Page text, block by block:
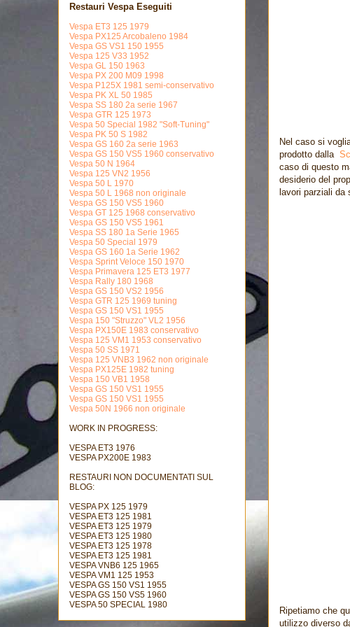
Nel caso si
prodotto dalla
caso di questo
desiderio del
lavori parziali
Ripetiamo che
utilizzo diverso
Restauri Vespa Eseguiti
Vespa ET3 125 1979
Vespa PX125 Arcobaleno 1984
Vespa GS VS1 150 1955
Vespa 125 V33 1952
Vespa GL 150 1963
Vespa PX 200 M09 1998
Vespa P125X 1981 semi-conservativo
Vespa PK XL 50 1985
Vespa SS 180 2a serie 1967
Vespa GTR 125 1973
Vespa 50 Special 1982 "Soft-Tuning"
Vespa PK 50 S 1982
Vespa GS 160 2a serie 1963
Vespa GS 150 VS5 1960 conservativo
Vespa 50 N 1964
Vespa 125 VN2 1956
Vespa 50 L 1970
Vespa 50 L 1968 non originale
Vespa GS 150 VS5 1960
Vespa GT 125 1968 conservativo
Vespa GS 150 VS5 1961
Vespa SS 180 1a Serie 1965
Vespa 50 Special 1979
Vespa GS 160 1a Serie 1962
Vespa Sprint Veloce 150 1970
Vespa Primavera 125 ET3 1977
Vespa Rally 180 1968
Vespa GS 150 VS2 1956
Vespa GTR 125 1969 tuning
Vespa GS 150 VS1 1955
Vespa 150 "Struzzo" VL2 1956
Vespa PX150E 1983 conservativo
Vespa 125 VM1 1953 conservativo
Vespa 50 SS 1971
Vespa 125 VNB3 1962 non originale
Vespa PX125E 1982 tuning
Vespa 150 VB1 1958
Vespa GS 150 VS1 1955
Vespa GS 150 VS1 1955
Vespa 50N 1966 non originale
WORK IN PROGRESS:
VESPA ET3 1976
VESPA PX200E 1983
RESTAURI NON DOCUMENTATI SUL
BLOG:
VESPA PX 125 1979
VESPA ET3 125 1981
VESPA ET3 125 1979
VESPA ET3 125 1980
VESPA ET3 125 1978
VESPA ET3 125 1981
VESPA VNB6 125 1965
VESPA VM1 125 1953
VESPA GS 150 VS1 1955
VESPA GS 150 VS5 1960
VESPA 50 SPECIAL 1980